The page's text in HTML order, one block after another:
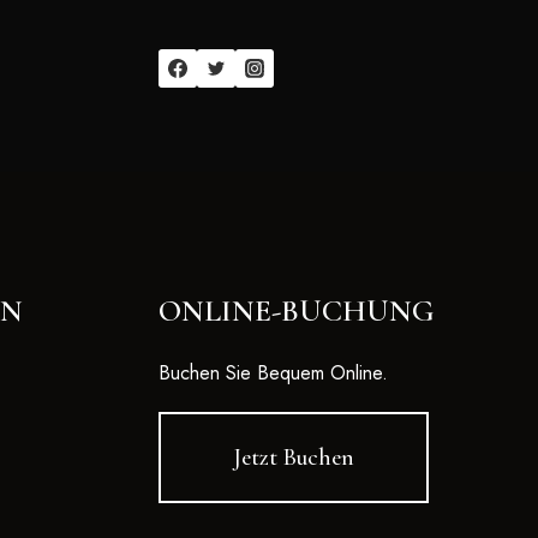
ONLINE-BUCHUNG
Buchen Sie Bequem Online.
Jetzt Buchen